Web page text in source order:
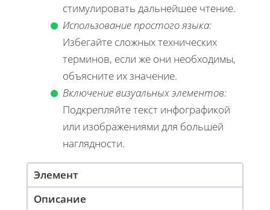
стимулировать дальнейшее чтение.
Использование простого языка:
Избегайте сложных технических
терминов, если же они необходимы,
объясните их значение.
Включение визуальных элементов:
Подкрепляйте текст инфографикой
или изображениями для большей
наглядности.
Элемент
Описание